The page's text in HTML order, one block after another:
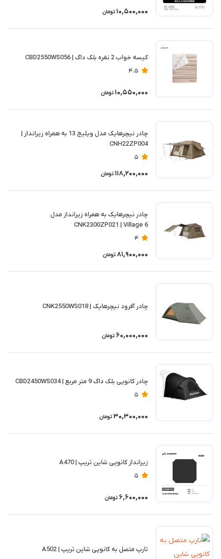
10,500,000 تومان
کیسه خواب 2 نفره بلک داگ | CBD2550WS056
4.5
10,550,000 تومان
چادر نیچرهایک مدل ویلیج 13 به همراه زیرانداز |
CNH22ZP004
5
118,200,000 تومان
چادر نیچرهایک به همراه زیرانداز مدل
CNK2300ZP021 | Village 6
4
81,900,000 تومان
چادر آفرود نیچرهایک | CNK2550WS018
60,000,000 تومان
چادر کانوپی بلک داگ 9 متر مربع | CBD2450WS034
5
30,300,000 تومان
زیرانداز کانوپی شاین تریپ | A470
5
6,600,000 تومان
تارپ متصل به کانوپی شاین تریپ | A502